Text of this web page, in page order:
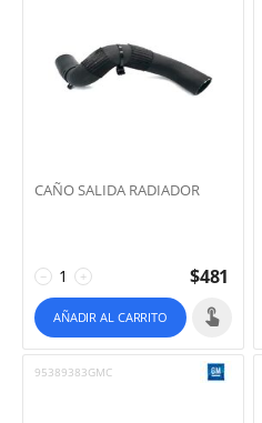
CAÑO SALIDA RADIADOR
+
− $481
AÑADIR AL CARRITO
95389383GMC